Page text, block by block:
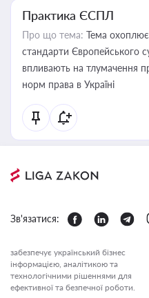
Практика ЄСПЛ
Про що тема: Тема охоплює
стандарти Європейського
впливають на тлумачення
норм права в Україні
Зв'язатися:
забезпечує український бізнес
інформацією, аналітикою та
технологічними рішеннями для
ефективної та безпечної роботи.